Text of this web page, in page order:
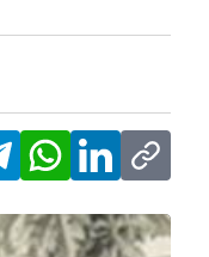
WhatsApp
LinkedInCopy